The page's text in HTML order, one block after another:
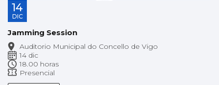
14
DIC
Jamming Session
Auditorio Municipal do Concello de Vigo
14 dic
18.00 horas
Presencial